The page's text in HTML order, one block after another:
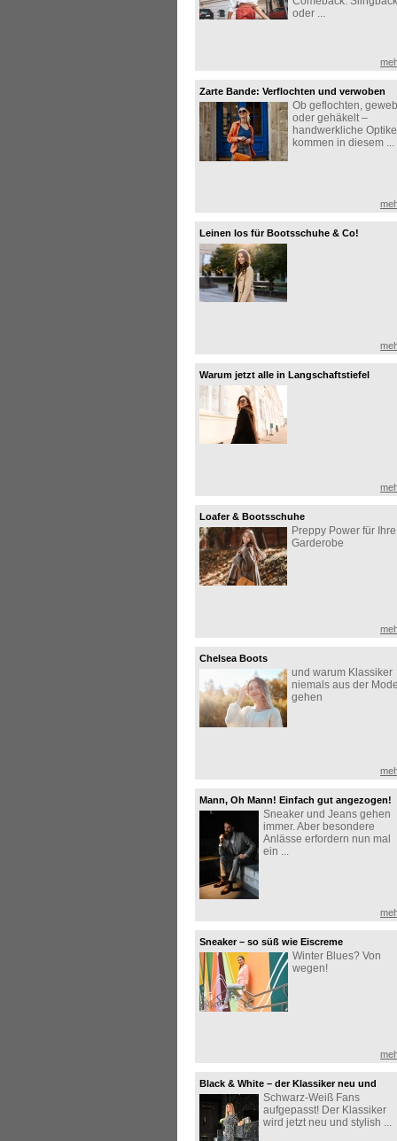
oder ...
Zarte Bande: Verflochten und verwoben
Ob geflochten,
oder gehäkelt –
handwerkliche
kommen in diesem ...
Leinen los für Bootsschuhe & Co!
Warum jetzt alle in Langschaftstiefel
investieren!
Loafer & Bootsschuhe
Preppy Power für Ihre
Garderobe
Chelsea Boots
und warum Klassiker
niemals aus der
gehen
Mann, Oh Mann! Einfach gut angezogen!
Sneaker und Jeans gehen
immer. Aber besondere
Anlässe erfordern nun mal
ein ...
Sneaker – so süß wie Eiscreme
Winter Blues? Von
wegen!
Black & White – der Klassiker neu und
stilvoll interpretiertSchwarz-Weiß Fans
aufgepasst! Der Klassiker
wird jetzt neu und stylish ...